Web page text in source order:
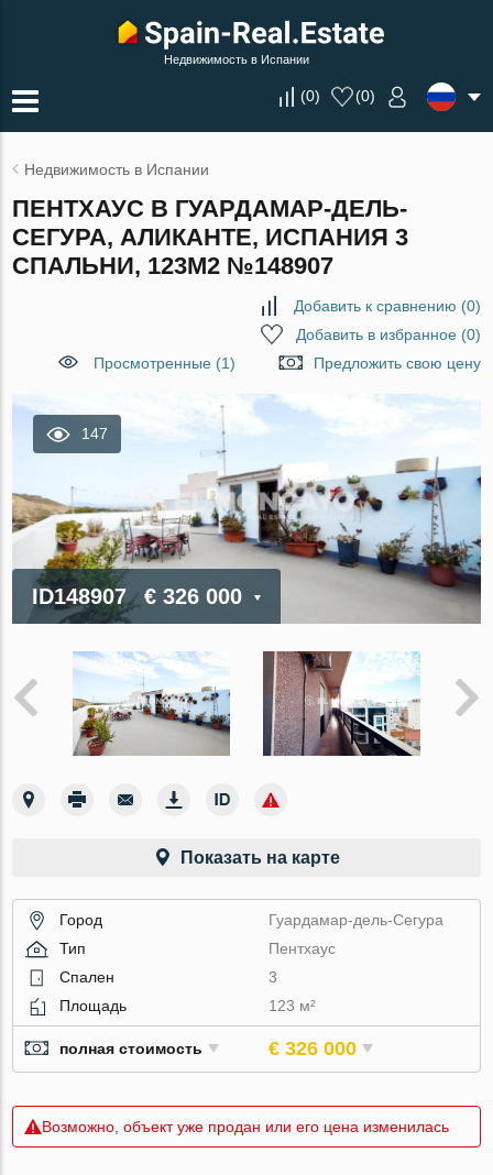
Недвижимость в Испании
(0) (0)
Недвижимость в Испании
ПЕНТХАУС В ГУАРДАМАР-ДЕЛЬ-
СЕГУРА, АЛИКАНТЕ, ИСПАНИЯ 3
СПАЛЬНИ, 123М2 №148907
Добавить к сравнению (0)
Добавить в избранное(0)
Просмотренные (1)
Предложить свою цену
147
ID148907 € 326 000
Показать на карте
Город
Гуардамар-дель-Сегура
Тип
Пентхаус
Спален
3
Площадь
123 м²
полная стоимость € 326 000
Возможно, объект уже продан или его цена изменилась